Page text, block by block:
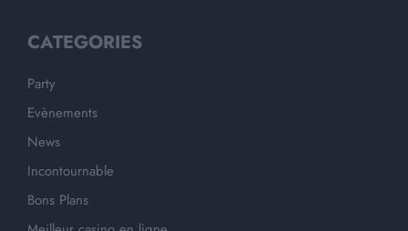
CATEGORIES
Party
Evènements
News
Incontournable
Bons Plans